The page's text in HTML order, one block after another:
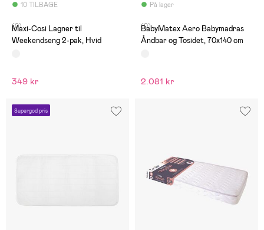
10 TILBAGE
(0)
Maxi-Cosi Lagner til
Weekendseng 2-pak, Hvid
349 kr
På lager
(0)
BabyMatex Aero Babymadras
Åndbar og Tosidet, 70x140 cm
2.081 kr
Supergod pris